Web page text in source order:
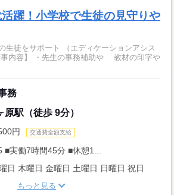
活躍！小学校で生徒の見守りや
生徒をサポート （エディケーションアシス
事内容】 ・先生の事務補助や 教材の印字や
務
駅（徒歩 9分）
円 交通費全額支給
■実働7時間45分 ■休憩1...
日 木曜日 金曜日 土曜日 日曜日 祝日
もっと見る